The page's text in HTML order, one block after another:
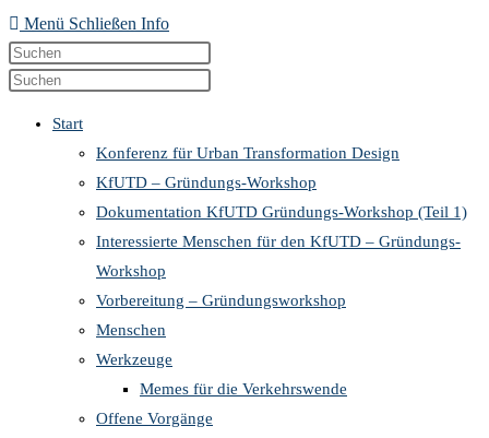
Menü Schließen Info
Diese
Website
the
search
panel.
close
the
search
panel.
Start
Konferenz für Urban Transformation Design
KfUTD – Gründungs-Workshop
Dokumentation KfUTD Gründungs-Workshop (Teil 1)
Interessierte Menschen für den KfUTD – Gründungs-
Workshop
Vorbereitung – Gründungsworkshop
Menschen
Werkzeuge
Memes für die Verkehrswende
Offene Vorgänge